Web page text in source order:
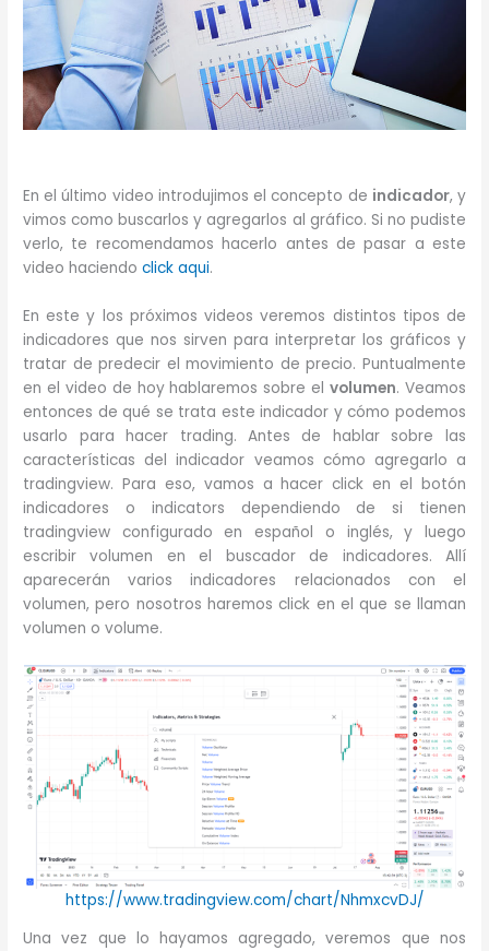
En el último video introdujimos el concepto de indicador, y
vimos como buscarlos y agregarlos al gráfico. Si no pudiste
verlo, te recomendamos hacerlo antes de pasar a este
video haciendoclick aqui.
En este y los próximos videos veremos distintos tipos de
indicadores que nos sirven para interpretar los gráficos y
tratar de predecir el movimiento de precio. Puntualmente
en el video de hoy hablaremos sobre elvolumen. Veamos
entonces de qué se trata este indicador y cómo podemos
usarlo para hacer trading. Antes de hablar sobre las
características del indicador veamos cómo agregarlo a
tradingview. Para eso, vamos a hacer click en el botón
indicadores o indicators dependiendo de si tienen
tradingview configurado en español o inglés, y luego
escribir volumen en el buscador de indicadores. Allí
aparecerán varios indicadores relacionados con el
volumen, pero nosotros haremos click en el que se llaman
volumen o volume.
https://www.tradingview.com/chart/NhmxcvDJ/
Una vez que lo hayamos agregado, veremos que nos